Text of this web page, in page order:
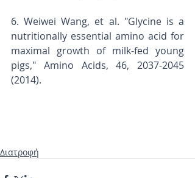
6. Weiwei Wang, et al. "Glycine is a
nutritionally essential amino acid for
maximal growth of milk-fed young
pigs," Amino Acids, 46, 2037-2045
(2014).
Διατροφή